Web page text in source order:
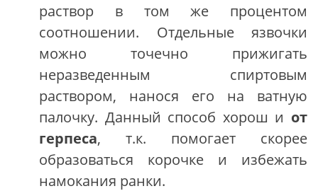
раствор в том же процентом
соотношении. Отдельные язвочки
можно точечно прижигать
неразведенным спиртовым
раствором, нанося его на ватную
палочку. Данный способ хорош и от
герпеса, т.к. помогает скорее
образоваться корочке и избежать
намокания ранки.